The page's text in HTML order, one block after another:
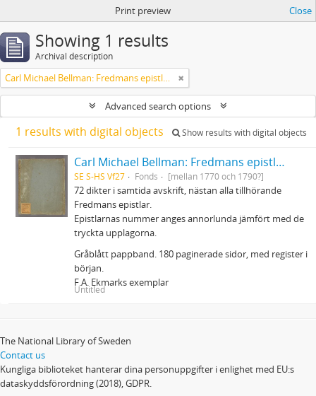
Print preview Close
Showing 1 results
Archival description
Carl Michael Bellman: Fredmans epistlar m.m.
Advanced search options
1 results with digital objects Show results with digital objects
Carl Michael Bellman: Fredmans epistlar m.m.
SE S-HS Vf27 Fonds [mellan 1770 och 1790?]
72 dikter i samtida avskrift, nästan alla tillhörande
Fredmans epistlar.
Epistlarnas nummer anges annorlunda jämfört med de
tryckta upplagorna.
Gråblått pappband. 180 paginerade sidor, med register i
början.
F.A. Ekmarks exemplar
Untitled
The National Library of Sweden
Contact us
Kungliga biblioteket hanterar dina personuppgifter i enlighet med EU:s
dataskyddsförordning (2018), GDPR.